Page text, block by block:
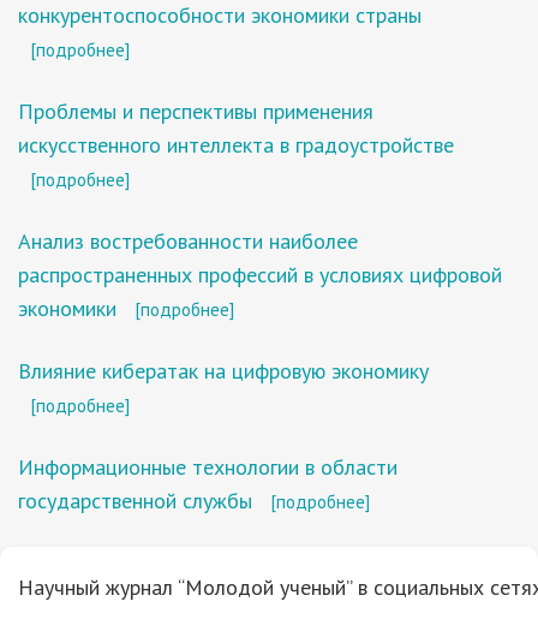
конкурентоспособности экономики страны
[подробнее]
Проблемы и перспективы применения
искусственного интеллекта в градоустройстве
[подробнее]
Анализ востребованности наиболее
распространенных профессий в условиях цифровой
экономики
[подробнее]
Влияние кибератак на цифровую экономику
[подробнее]
Информационные технологии в области
государственной службы
[подробнее]
Научный журнал “Молодой ученый” в социальных